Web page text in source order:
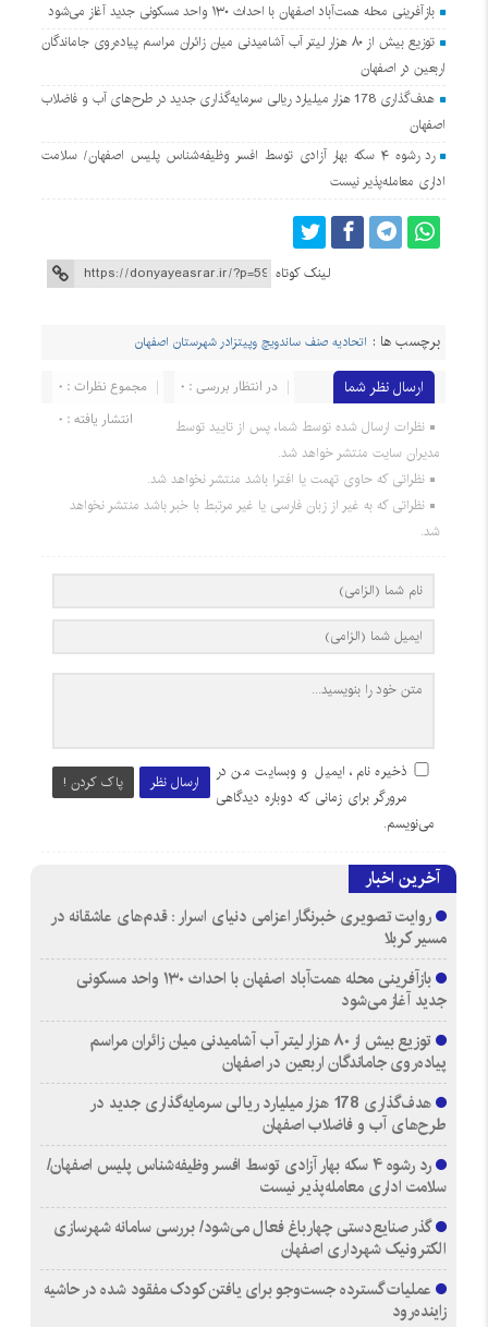
بازآفرینی محله همت‌آباد اصفهان با احداث ۱۳۰ واحد مسکونی جدید آغاز می‌شود
توزیع بیش از ۸۰ هزار لیتر آب آشامیدنی میان زائران مراسم پیاده‌روی جاماندگان
اربعین در اصفهان
هدف‌گذاری 178 هزار میلیارد ریالی سرمایه‌گذاری جدید در طرح‌های آب و فاضلاب
اصفهان
رد رشوه ۴ سکه بهار آزادی توسط افسر وظیفه‌شناس پلیس اصفهان/ سلامت
اداری معامله‌پذیر نیست
لینک کوتاه
برچسب ها : اتحادیه صنف ساندویچ وپیتزادر شهرستان اصفهان
ارسال نظر شما مجموع نظرات : 0
در انتظار بررسی : 0
انتشار یافته : 0
نظرات ارسال شده توسط شما، پس از تایید توسط
مدیران سایت منتشر خواهد شد.
نظراتی که حاوی تهمت یا افترا باشد منتشر نخواهد شد.
نظراتی که به غیر از زبان فارسی یا غیر مرتبط با خبر باشد منتشر نخواهد
شد.
ارسال نظر پاک کردن !
ذخیره نام، ایمیل و وبسایت من در
مرورگر برای زمانی که دوباره دیدگاهی
می‌نویسم.
آخرین اخبار
روایت تصویری خبرنگار اعزامی دنیای اسرار : قدم‌های عاشقانه در
مسیر کربلا
بازآفرینی محله همت‌آباد اصفهان با احداث ۱۳۰ واحد مسکونی
جدید آغاز می‌شود
توزیع بیش از ۸۰ هزار لیتر آب آشامیدنی میان زائران مراسم
پیاده‌روی جاماندگان اربعین در اصفهان
هدف‌گذاری 178 هزار میلیارد ریالی سرمایه‌گذاری جدید در
طرح‌های آب و فاضلاب اصفهان
رد رشوه ۴ سکه بهار آزادی توسط افسر وظیفه‌شناس پلیس اصفهان/
سلامت اداری معامله‌پذیر نیست
گذر صنایع‌دستی چهارباغ فعال می‌شود/ بررسی سامانه شهرسازی
الکترونیک شهرداری اصفهان
عملیات گسترده جست‌وجو برای یافتن کودک مفقود شده در حاشیه
زاینده‌رود